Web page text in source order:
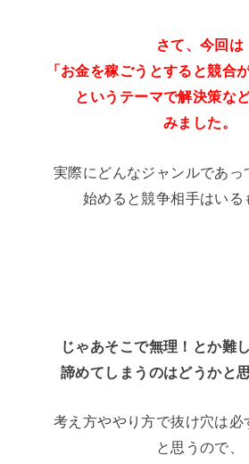
さて、今回は
「お金を稼ごうとすると競合
というテーマで解決策な
みました。
実際にどんなジャンルであっ
始めると競争相手はいる
じゃあそこで無理！とか難
諦めてしまうのはどうかと
考え方ややり方で抜け穴は必
と思うので、